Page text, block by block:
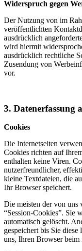
Widerspruch gegen
Der Nutzung von im
veröffentlichten
ausdrücklich
wird hiermit
ausdrücklich rechtliche
Zusendung von
vor.
3. Datenerfassung
Cookies
Die Internetseiten
Cookies richten auf
enthalten keine Viren.
nutzerfreundlicher,
kleine Textdateien, die
Ihr Browser speichert.
Die meisten der von uns
“Session-Cookies”. Sie
automatisch gelöscht.
gespeichert bis Sie
uns, Ihren Browser beim